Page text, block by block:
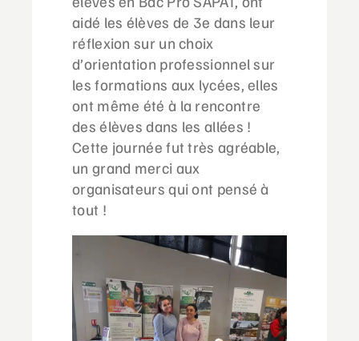
aidé les élèves de 3e dans leur
réflexion sur un choix
d’orientation professionnel sur
les formations aux lycées, elles
ont même été à la rencontre
des élèves dans les allées !
Cette journée fut très agréable,
un grand merci aux
organisateurs qui ont pensé à
tout !